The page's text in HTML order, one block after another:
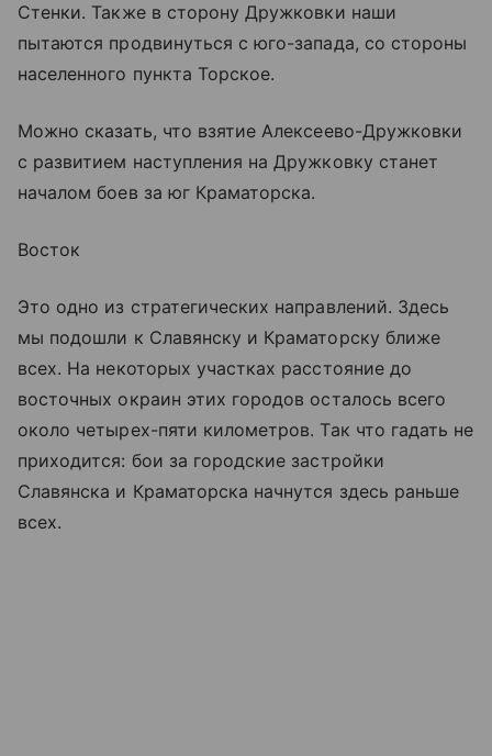
Стенки. Также в сторону Дружковки наши
пытаются продвинуться с юго-запада, со стороны
населенного пункта Торское.
Можно сказать, что взятие Алексеево-Дружковки
с развитием наступления на Дружковку станет
началом боев за юг Краматорска.
Восток
Это одно из стратегических направлений. Здесь
мы подошли к Славянску и Краматорску ближе
всех. На некоторых участках расстояние до
восточных окраин этих городов осталось всего
около четырех-пяти километров. Так что гадать не
приходится: бои за городские застройки
Славянска и Краматорска начнутся здесь раньше
всех.